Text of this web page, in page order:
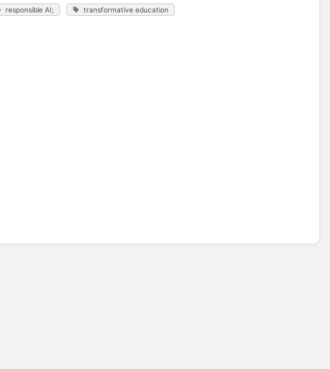
responsible AI; transformative education